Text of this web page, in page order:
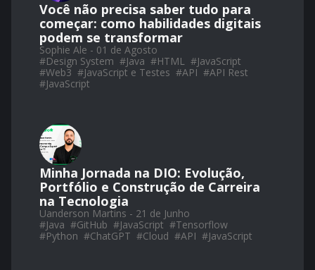
Você não precisa saber tudo para
começar: como habilidades digitais
podem se transformar
Sophie Ale - 01 de Agosto
#Design System #Java #HTML #JavaScript
#Web3 #JavaScript e Testes #API #API Rest
#JavaScript
Minha Jornada na DIO: Evolução,
Portfólio e Construção de Carreira
na Tecnologia
Uanderson Martins - 21 de Junho
#Java #GitHub #JavaScript #Tensorflow
#Python #ChatGPT #Cloud #API #JavaScript